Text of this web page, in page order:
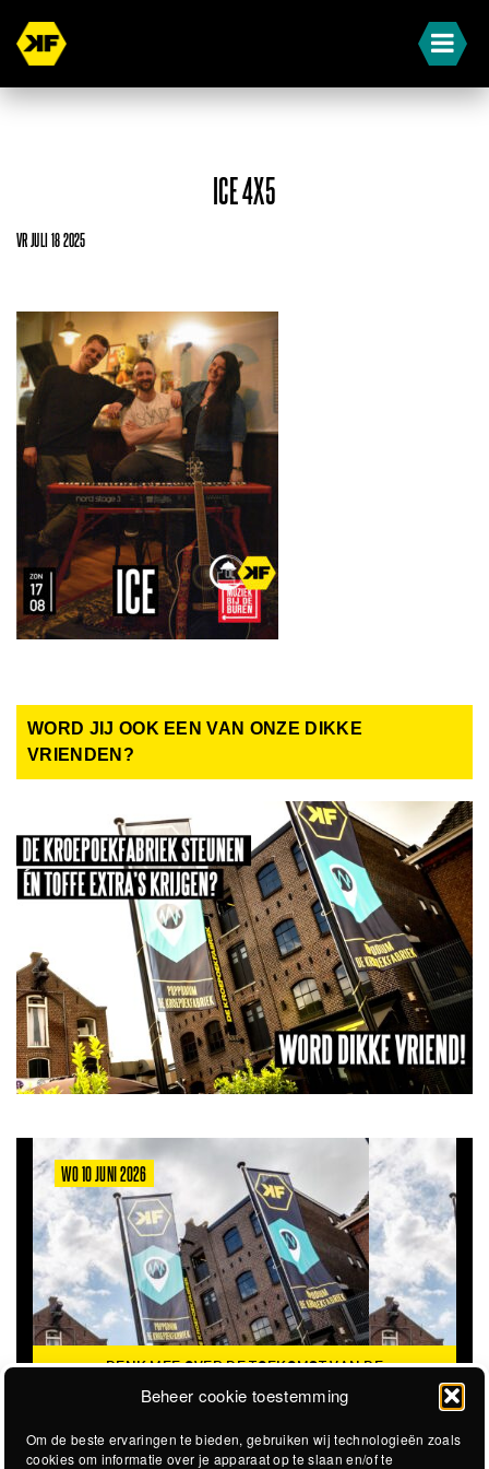
Beheer cookie toestemming
Om de beste ervaringen te bieden, gebruiken wij technologieën zoals
cookies om informatie over je apparaat op te slaan en/of te
ICE 4X5
VR JULI 18 2025
WORD JIJ OOK EEN VAN ONZE DIKKE
VRIENDEN?
WO 10 JUNI 2026
DENK MEE OVER DE TOEKOMST VAN DE
KROEPOEKFABRIEK